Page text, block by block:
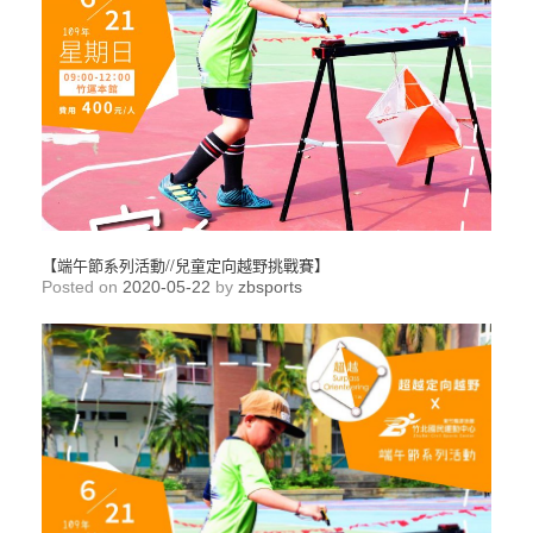
【端午節系列活動//兒童定向越野挑戰賽】
Posted on 2020-05-22 by zbsports